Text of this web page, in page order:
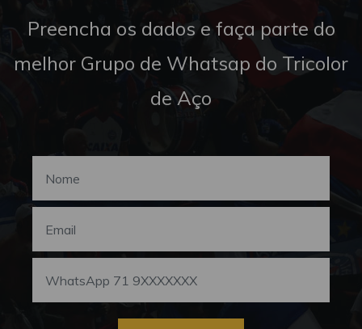
Preencha os dados e faça parte do
melhor Grupo de Whatsap do Tricolor
de Aço